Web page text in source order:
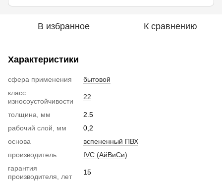
В избранное К сравнению
Характеристики
сфера применения
бытовой
класс
износоустойчивости
22
толщина, мм
2.5
рабочий слой, мм
0,2
основа
вспененный ПВХ
производитель
IVC (АйВиСи)
гарантия
производителя, лет
15